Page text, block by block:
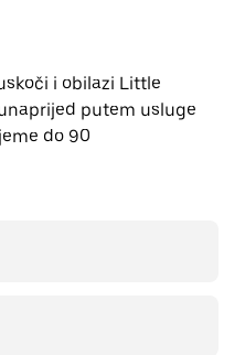
i obilazi Little
putem usluge
do 90